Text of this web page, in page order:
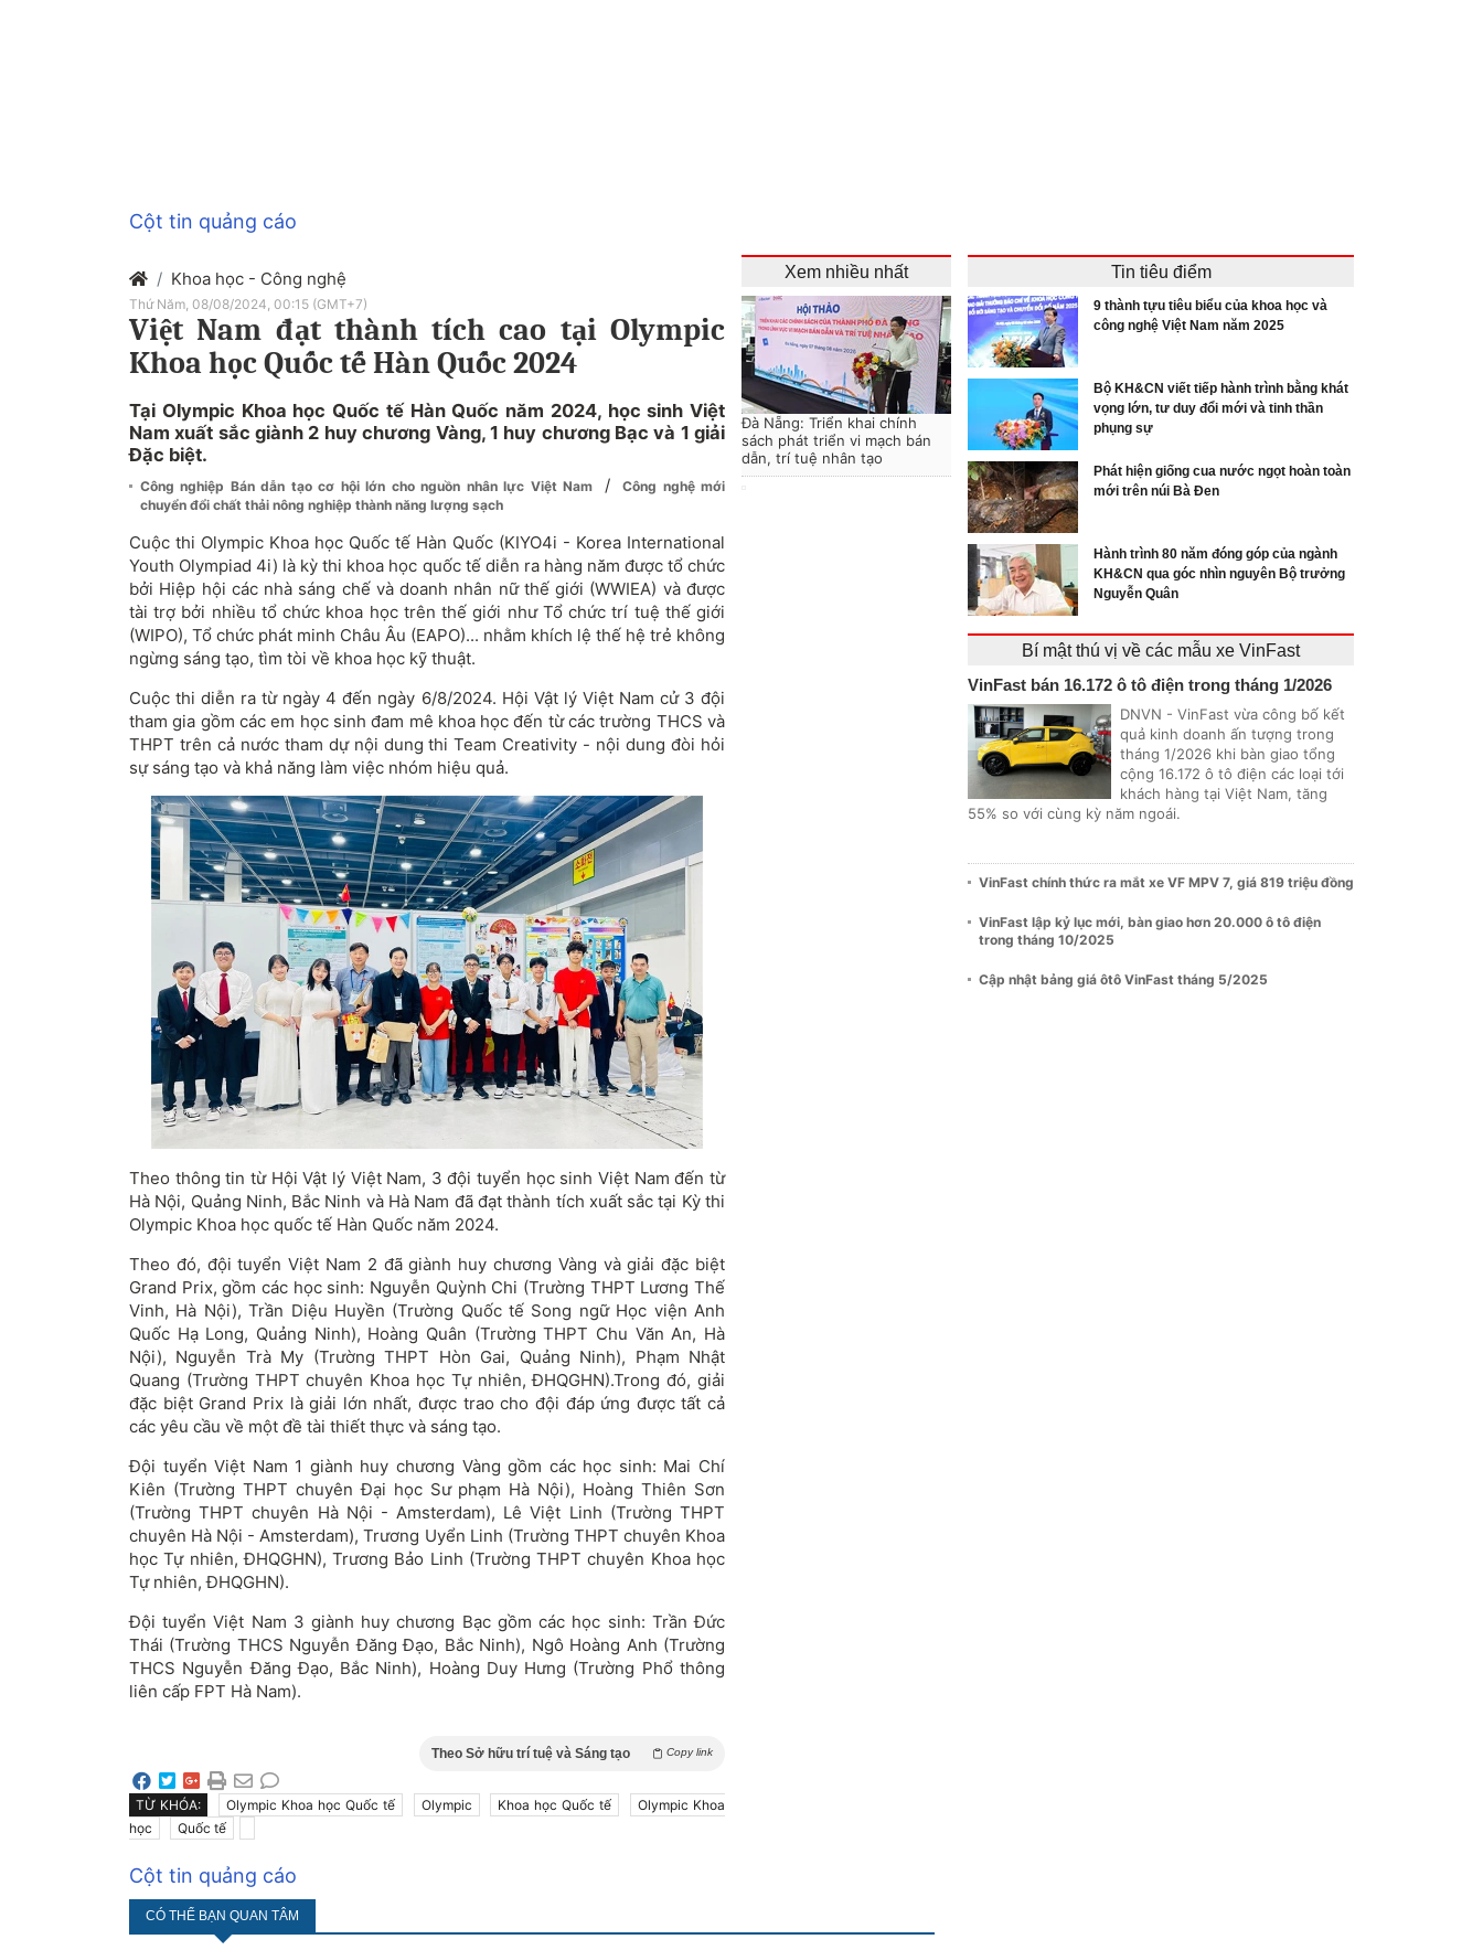
Cột tin quảng cáo
Khoa học - Công nghệ
Thứ Năm, 08/08/2024, 00:15 (GMT+7)
Việt Nam đạt thành tích cao tại Olympic
Khoa học Quốc tế Hàn Quốc 2024
Tại Olympic Khoa học Quốc tế Hàn Quốc năm 2024, học sinh Việt
Nam xuất sắc giành 2 huy chương Vàng, 1 huy chương Bạc và 1 giải
Đặc biệt.
Công nghiệp Bán dẫn tạo cơ hội lớn cho nguồn nhân lực Việt Nam /
Công nghệ mới
chuyển đổi chất thải nông nghiệp thành năng lượng sạch
Cuộc thi Olympic Khoa học Quốc tế Hàn Quốc (KIYO4i - Korea International
Youth Olympiad 4i) là kỳ thi khoa học quốc tế diễn ra hàng năm được tổ chức
bởi Hiệp hội các nhà sáng chế và doanh nhân nữ thế giới (WWIEA) và được
tài trợ bởi nhiều tổ chức khoa học trên thế giới như Tổ chức trí tuệ thế giới
(WIPO), Tổ chức phát minh Châu Âu (EAPO)... nhằm khích lệ thế hệ trẻ không
ngừng sáng tạo, tìm tòi về khoa học kỹ thuật.
Cuộc thi diễn ra từ ngày 4 đến ngày 6/8/2024. Hội Vật lý Việt Nam cử 3 đội
tham gia gồm các em học sinh đam mê khoa học đến từ các trường THCS và
THPT trên cả nước tham dự nội dung thi Team Creativity - nội dung đòi hỏi
sự sáng tạo và khả năng làm việc nhóm hiệu quả.
Theo thông tin từ Hội Vật lý Việt Nam, 3 đội tuyển học sinh Việt Nam đến từ
Hà Nội, Quảng Ninh, Bắc Ninh và Hà Nam đã đạt thành tích xuất sắc tại Kỳ thi
Olympic Khoa học quốc tế Hàn Quốc năm 2024.
Theo đó, đội tuyển Việt Nam 2 đã giành huy chương Vàng và giải đặc biệt
Grand Prix, gồm các học sinh: Nguyễn Quỳnh Chi (Trường THPT Lương Thế
Vinh, Hà Nội), Trần Diệu Huyền (Trường Quốc tế Song ngữ Học viện Anh
Quốc Hạ Long, Quảng Ninh), Hoàng Quân (Trường THPT Chu Văn An, Hà
Nội), Nguyễn Trà My (Trường THPT Hòn Gai, Quảng Ninh), Phạm Nhật
Quang (Trường THPT chuyên Khoa học Tự nhiên, ĐHQGHN).Trong đó, giải
đặc biệt Grand Prix là giải lớn nhất, được trao cho đội đáp ứng được tất cả
các yêu cầu về một đề tài thiết thực và sáng tạo.
Đội tuyển Việt Nam 1 giành huy chương Vàng gồm các học sinh: Mai Chí
Kiên (Trường THPT chuyên Đại học Sư phạm Hà Nội), Hoàng Thiên Sơn
(Trường THPT chuyên Hà Nội - Amsterdam), Lê Việt Linh (Trường THPT
chuyên Hà Nội - Amsterdam), Trương Uyển Linh (Trường THPT chuyên Khoa
học Tự nhiên, ĐHQGHN), Trương Bảo Linh (Trường THPT chuyên Khoa học
Tự nhiên, ĐHQGHN).
Đội tuyển Việt Nam 3 giành huy chương Bạc gồm các học sinh: Trần Đức
Thái (Trường THCS Nguyễn Đăng Đạo, Bắc Ninh), Ngô Hoàng Anh (Trường
THCS Nguyễn Đăng Đạo, Bắc Ninh), Hoàng Duy Hưng (Trường Phổ thông
liên cấp FPT Hà Nam).
Theo Sở hữu trí tuệ và Sáng tạo Copy link
TỪ KHÓA: Olympic Khoa học Quốc tế Olympic Khoa học Quốc tế
Olympic Khoa
học
Quốc tế
Xem nhiều nhất
Đà Nẵng: Triển khai chính
sách phát triển vi mạch bán
dẫn, trí tuệ nhân tạo
Cột tin quảng cáo
CÓ THỂ BẠN QUAN TÂM
Tin tiêu điểm
9 thành tựu tiêu biểu của khoa học và
công nghệ Việt Nam năm 2025
Bộ KH&CN viết tiếp hành trình bằng khát
vọng lớn, tư duy đổi mới và tinh thần
phụng sự
Phát hiện giống cua nước ngọt hoàn toàn
mới trên núi Bà Đen
Hành trình 80 năm đóng góp của ngành
KH&CN qua góc nhìn nguyên Bộ trưởng
Nguyễn Quân
Bí mật thú vị về các mẫu xe VinFast
VinFast bán 16.172 ô tô điện trong tháng 1/2026
DNVN - VinFast vừa công bố kết
quả kinh doanh ấn tượng trong
tháng 1/2026 khi bàn giao tổng
cộng 16.172 ô tô điện các loại tới
khách hàng tại Việt Nam, tăng
55% so với cùng kỳ năm ngoái.
VinFast chính thức ra mắt xe VF MPV 7, giá 819 triệu đồng
VinFast lập kỷ lục mới, bàn giao hơn 20.000 ô tô điện
trong tháng 10/2025
Cập nhật bảng giá ôtô VinFast tháng 5/2025